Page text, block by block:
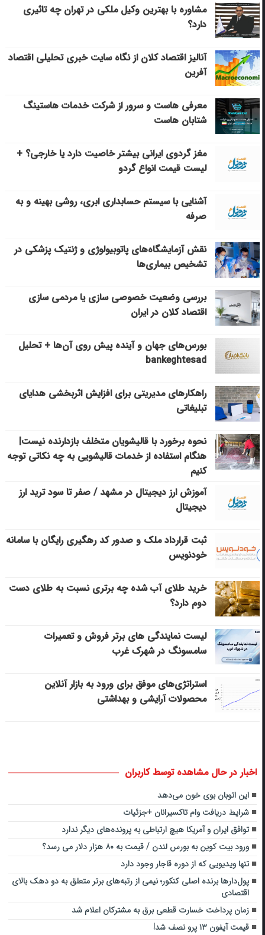
مشاوره با بهترین وکیل ملکی در تهران چه تاثیری
دارد؟
آنالیز اقتصاد کلان از نگاه سایت خبری تحلیلی اقتصاد
آفرین
معرفی هاست و سرور از شرکت خدمات هاستینگ
شتابان هاست
مغز گردوی ایرانی بیشتر خاصیت دارد یا خارجی؟ +
لیست قیمت انواع گردو
آشنایی با سیستم حسابداری ابری، روشی بهینه و به
صرفه
نقش آزمایشگاه‌های پاتوبیولوژی و ژنتیک پزشکی در
تشخیص بیماری‌ها
بررسی وضعیت خصوصی سازی یا مردمی سازی
اقتصاد کلان در ایران
بورس‌های جهان و آینده پیش روی آن‌ها + تحلیل
bankeghtesad
راهکارهای مدیریتی برای افزایش اثربخشی هدایای
تبلیغاتی
نحوه برخورد با قالیشویان متخلف بازدارنده نیست|
هنگام استفاده از خدمات قالیشویی به چه نکاتی توجه
کنیم
آموزش ارز دیجیتال در مشهد / صفر تا سود ترید ارز
دیجیتال
ثبت قرارداد ملک و صدور کد رهگیری رایگان با سامانه
خودنویس
خرید طلای آب شده چه برتری نسبت به طلای دست
دوم دارد؟
لیست نمایندگی های برتر فروش و تعمیرات
سامسونگ در شهرک غرب
استراتژی‌های موفق برای ورود به بازار آنلاین
محصولات آرایشی و بهداشتی
اخبار در حال مشاهده توسط کاربران
این اتوبان بوی خون می‌دهد
شرایط دریافت وام تاکسیرانان +جزئیات
توافق ایران و آمریکا هیچ ارتباطی به پرونده‌های دیگر ندارد
ورود بیت کوین به بورس لندن / قیمت به ۸۰ هزار دلار می رسد؟
تنها ویدیویی که از دوره قاجار وجود دارد
پول‌دارها برنده اصلی کنکور؛ نیمی از رتبه‌های برتر متعلق به دو دهک بالای
اقتصادی
زمان پرداخت خسارت قطعی برق به مشترکان اعلام شد
قیمت آیفون ۱۳ پرو نصف شد!